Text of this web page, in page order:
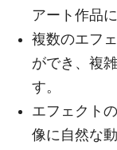
アート作品
複数のエフ
ができ、複
す。
エフェクト
像に自然な